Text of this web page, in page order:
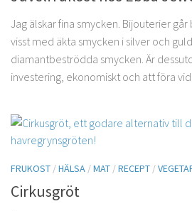
Jag älskar fina smycken. Bijouterier
visst med äkta smycken i silver och
diamantbeströdda smycken. Är
investering, ekonomiskt och att föra
FRUKOST /HÄLSA /MAT /RECEPT /
Cirkusgröt